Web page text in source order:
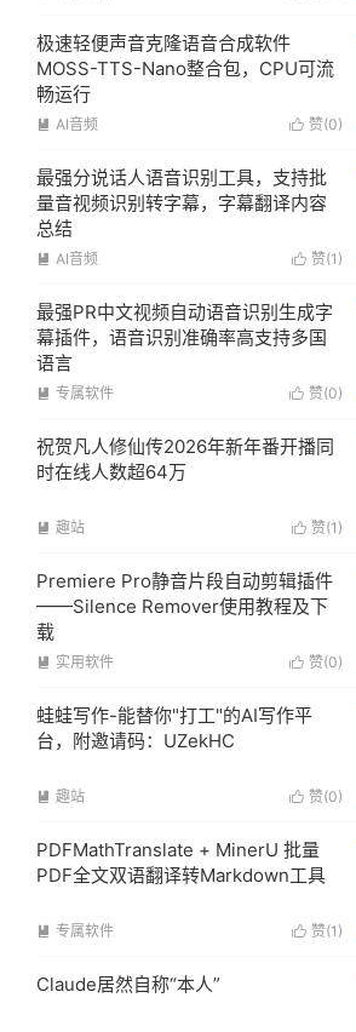
极速轻便声音克隆语音合成软件
MOSS-TTS-Nano整合包，CPU可流
畅运行
 赞(0)
 AI音频
最强分说话人语音识别工具，支持批
量音视频识别转字幕，字幕翻译内容
总结
 赞(1 )
 AI音频
最强PR中文视频自动语音识别生成字
幕插件，语音识别准确率高支持多国
语言
 赞(0)
 专属软件
祝贺凡人修仙传2026年新年番开播同
时在线人数超64万
 赞(1 )
 趣站
Premiere Pro静音片段自动剪辑插件
——Silence Remover使用教程及下
载
 赞(0)
 实用软件
蛙蛙写作-能替你"打工"的AI写作平
台，附邀请码：UZekHC
 赞(0)
 趣站
PDFMathTranslate + MinerU 批量
PDF全文双语翻译转Markdown工具
 赞(1 )
 专属软件
Claude居然自称“本人”